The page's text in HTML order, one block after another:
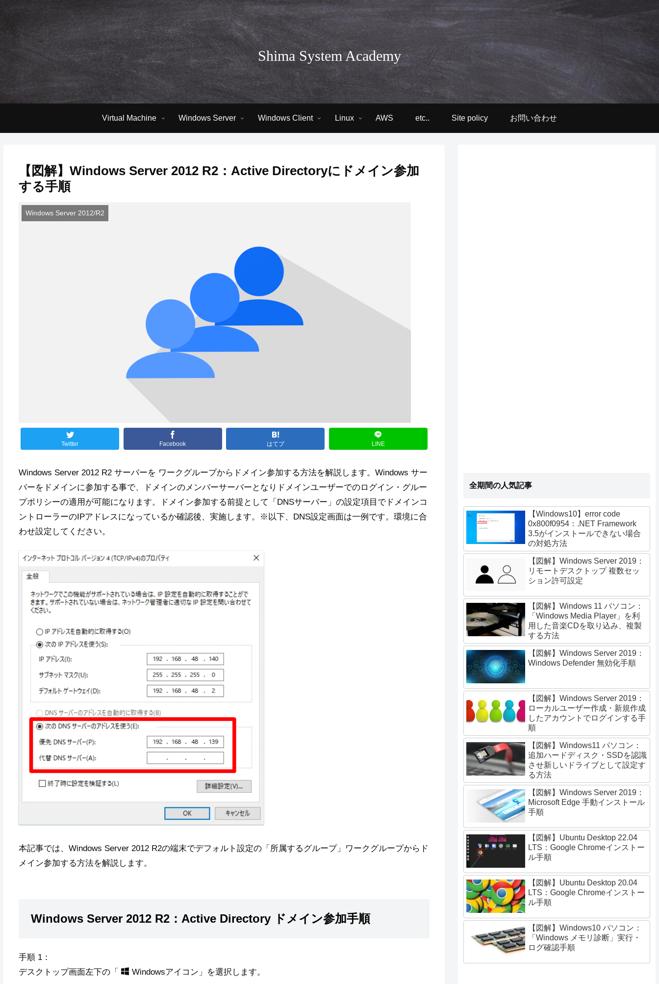
Shima System Academy
Virtual Machine Windows Server Windows Client Linux AWS etc.. Site policy お問い合わせ
【図解】Windows Server 2012 R2：Active Directoryにドメイン参加
する手順
Windows Server 2012/R2
Twitter Facebook はてブ LINE
Windows Server 2012 R2 サーバーを ワークグループからドメイン参加する方法を解説します。Windows サー
バーをドメインに参加する事で、ドメインのメンバーサーバーとなりドメインユーザーでのログイン・グルー
プポリシーの適用が可能になります。ドメイン参加する前提として「DNSサーバー」の設定項目でドメインコ
ントローラーのIPアドレスになっているか確認後、実施します。※以下、DNS設定画面は一例です。環境に合
わせ設定してください。
本記事では、Windows Server 2012 R2の端末でデフォルト設定の「所属するグループ」ワークグループからド
メイン参加する方法を解説します。
Windows Server 2012 R2：Active Directory ドメイン参加手順
手順 1：
デスクトップ画面左下の「
Windowsアイコン」を選択します。
全期間の人気記事
【Windows10】error code
0x800f0954：.NET Framework
3.5がインストールできない場合
の対処方法
【図解】Windows Server 2019：
リモートデスクトップ 複数セッ
ション許可設定
【図解】Windows 11 パソコン：
「Windows Media Player」を利
用した音楽CDを取り込み、複製
する方法
【図解】Windows Server 2019：
Windows Defender 無効化手順
【図解】Windows Server 2019：
ローカルユーザー作成・新規作成
したアカウントでログインする手
順
【図解】Windows11 パソコン：
追加ハードディスク・SSDを認識
させ新しいドライブとして設定す
る方法
【図解】Windows Server 2019：
Microsoft Edge 手動インストール
手順
【図解】Ubuntu Desktop 22.04
LTS：Google Chromeインストー
ル手順
【図解】Ubuntu Desktop 20.04
LTS：Google Chromeインストー
ル手順
【図解】Windows10 パソコン：
「Windows メモリ診断」実行・
ログ確認手順